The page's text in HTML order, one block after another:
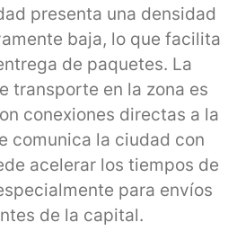
presenta una densidad
baja, lo que facilita
de paquetes. La
transporte en la zona es
conexiones directas a la
comunica la ciudad con
acelerar los tiempos de
para envíos
de la capital.